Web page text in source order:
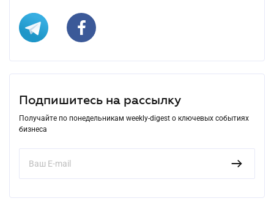
Подпишитесь на рассылку
Получайте по понедельникам weekly-digest о ключевых событиях
бизнеса